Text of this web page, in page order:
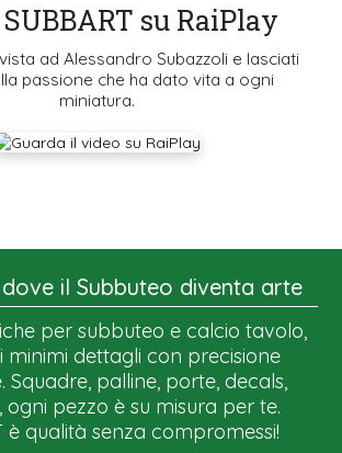
su RaiPlay
ad Alessandro Subazzoli e lasciati
passione che ha dato vita a ogni
miniatura.
dove il Subbuteo diventa arte
per subbuteo e calcio tavolo,
minimi dettagli con precisione
Squadre, palline, porte, decals,
ogni pezzo è su misura per te.
è qualità senza compromessi!